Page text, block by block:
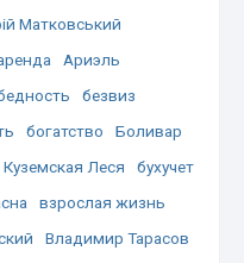
Матковський
Ариэль
безвиз
богатство
Боливар
Куземская Леся
бухучет
взрослая жизнь
Владимир Тарасов